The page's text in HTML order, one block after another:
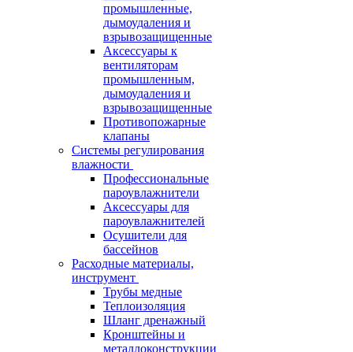
промышленные,
дымоудаления и
взрывозащищенные
Аксессуары к
вентиляторам
промышленным,
дымоудаления и
взрывозащищенные
Противопожарные
клапаны
Системы регулирования
влажности
Профессиональные
пароувлажнители
Аксессуары для
пароувлажнителей
Осушители для
бассейнов
Расходные материалы,
инструмент
Трубы медные
Теплоизоляция
Шланг дренажный
Кронштейны и
металлоконструкции